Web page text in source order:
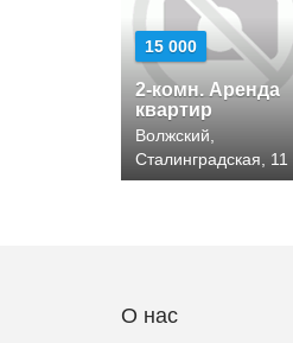
15 000
2-комн. Аренда
квартир
Волжский,
Сталинградская, 11
О нас